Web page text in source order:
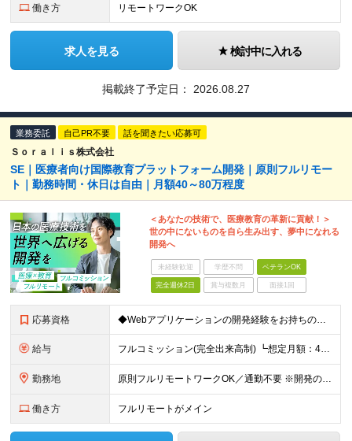
働き方 リモートワークOK
求人を見る 検討中に入れる
掲載終了予定日： 2026.08.27
業務委託 自己PR不要 話を聞きたい応募可
Ｓｏｒａｌｉｓ株式会社
SE｜医療者向け国際教育プラットフォーム開発｜原則フルリモー
ト｜勤務時間・休日は自由｜月額40～80万程度
＜あなたの技術で、医療教育の革新に貢献！＞
世の中にないものを自ら生み出す、夢中になれる
開発へ
未経験歓迎 学歴不問 ベテランOK
完全週休2日 賞与複数月 面接1回
応募資格 ◆Webアプリケーションの開発経験をお持ちの方（年数不問） ◆大卒以上 ◆英語での日常会話ができる方
給与 フルコミッション(完全出来高制) ┗想定月額：40万円～80万円 ┗稼働日数や時間は全て自由。自分のペースで働けます。 【収益モデル】 月20〜40時間稼働：月額15〜30万円 ※試用期間はありませ
勤務地 原則フルリモートワークOK／通勤不要 ※開発の熱量を共有するため、出社できる範囲にお住まいの方を想定。 ◆オフィス 東京都港区高輪3丁目25-29 Ave.Takanawa 5階エキスパートオフィス
働き方 フルリモートがメイン